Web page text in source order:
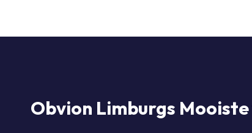
Obvion Limburgs Mooiste